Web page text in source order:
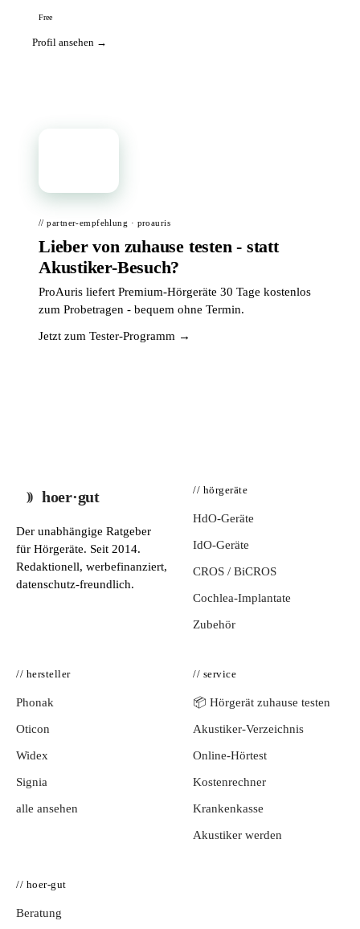
Free
Profil ansehen →
// partner-empfehlung · proauris
Lieber von zuhause testen - statt
Akustiker-Besuch?
ProAuris liefert Premium-Hörgeräte 30 Tage kostenlos
zum Probetragen - bequem ohne Termin.
Jetzt zum Tester-Programm →
hoer·gut
Der unabhängige Ratgeber
für Hörgeräte. Seit 2014.
Redaktionell, werbefinanziert,
datenschutz-freundlich.
// hörgeräte
HdO-Geräte
IdO-Geräte
CROS / BiCROS
Cochlea-Implantate
Zubehör
// hersteller
Phonak
Oticon
Widex
Signia
alle ansehen
// service
📦 Hörgerät zuhause testen
Akustiker-Verzeichnis
Online-Hörtest
Kostenrechner
Krankenkasse
Akustiker werden
// hoer-gut
Beratung